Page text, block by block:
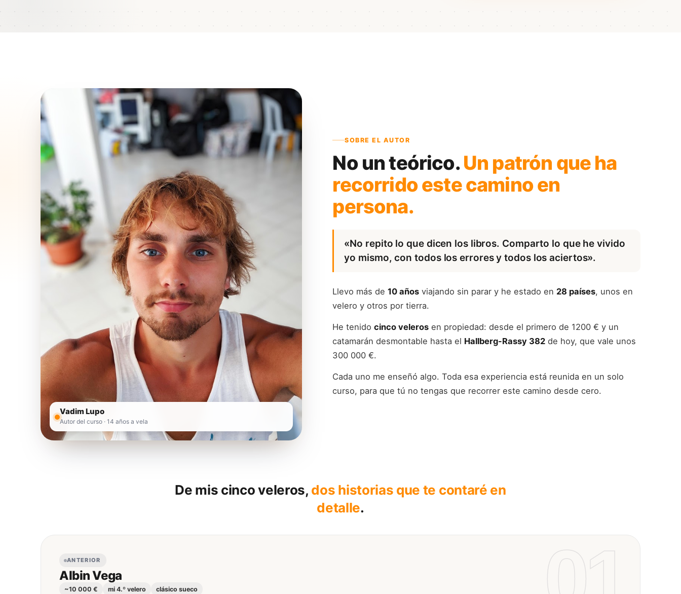
Vadim Lupo
Autor del curso · 14 años a vela
SOBRE EL AUTOR
No un teórico.Un patrón que ha
recorrido este camino en
persona.
«No repito lo que dicen los libros. Comparto lo que he vivido
yo mismo, con todos los errores y todos los aciertos».
Llevo más de10 años viajando sin parar y he estado en 28 países, unos en
velero y otros por tierra.
He tenidocinco veleros en propiedad: desde el primero de 1200 € y un
catamarán desmontable hasta el Hallberg-Rassy 382 de hoy, que vale unos
300 000 €.
Cada uno me enseñó algo. Toda esa experiencia está reunida en un solo
curso, para que tú no tengas que recorrer este camino desde cero.
De mis cinco veleros, dos historias que te contaré en
detalle.
ANTERIOR
Albin Vega
~10 000 € mi 4.º velero clásico sueco